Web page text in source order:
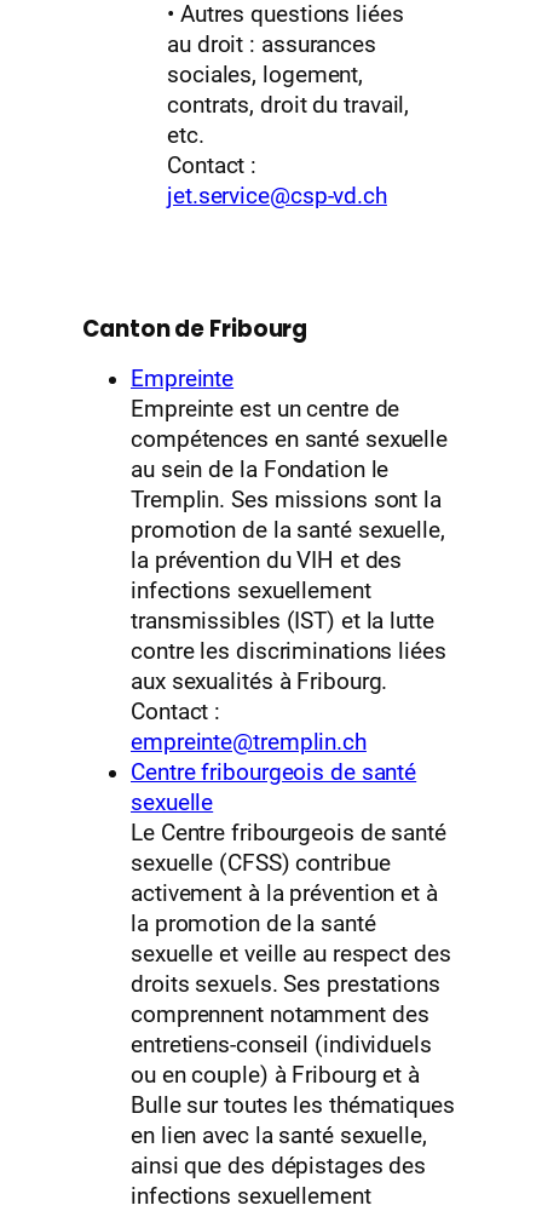
• Autres questions liées
au droit : assurances
sociales, logement,
contrats, droit du travail,
etc.
Contact :
jet.service@csp-vd.ch
Canton de Fribourg
Empreinte
Empreinte est un centre de
compétences en santé sexuelle
au sein de la Fondation le
Tremplin. Ses missions sont la
promotion de la santé sexuelle,
la prévention du VIH et des
infections sexuellement
transmissibles (IST) et la lutte
contre les discriminations liées
aux sexualités à Fribourg.
Contact :
empreinte@tremplin.ch
Centre fribourgeois de santé
sexuelle
Le Centre fribourgeois de santé
sexuelle (CFSS) contribue
activement à la prévention et à
la promotion de la santé
sexuelle et veille au respect des
droits sexuels. Ses prestations
comprennent notamment des
entretiens-conseil (individuels
ou en couple) à Fribourg et à
Bulle sur toutes les thématiques
en lien avec la santé sexuelle,
ainsi que des dépistages des
infections sexuellement